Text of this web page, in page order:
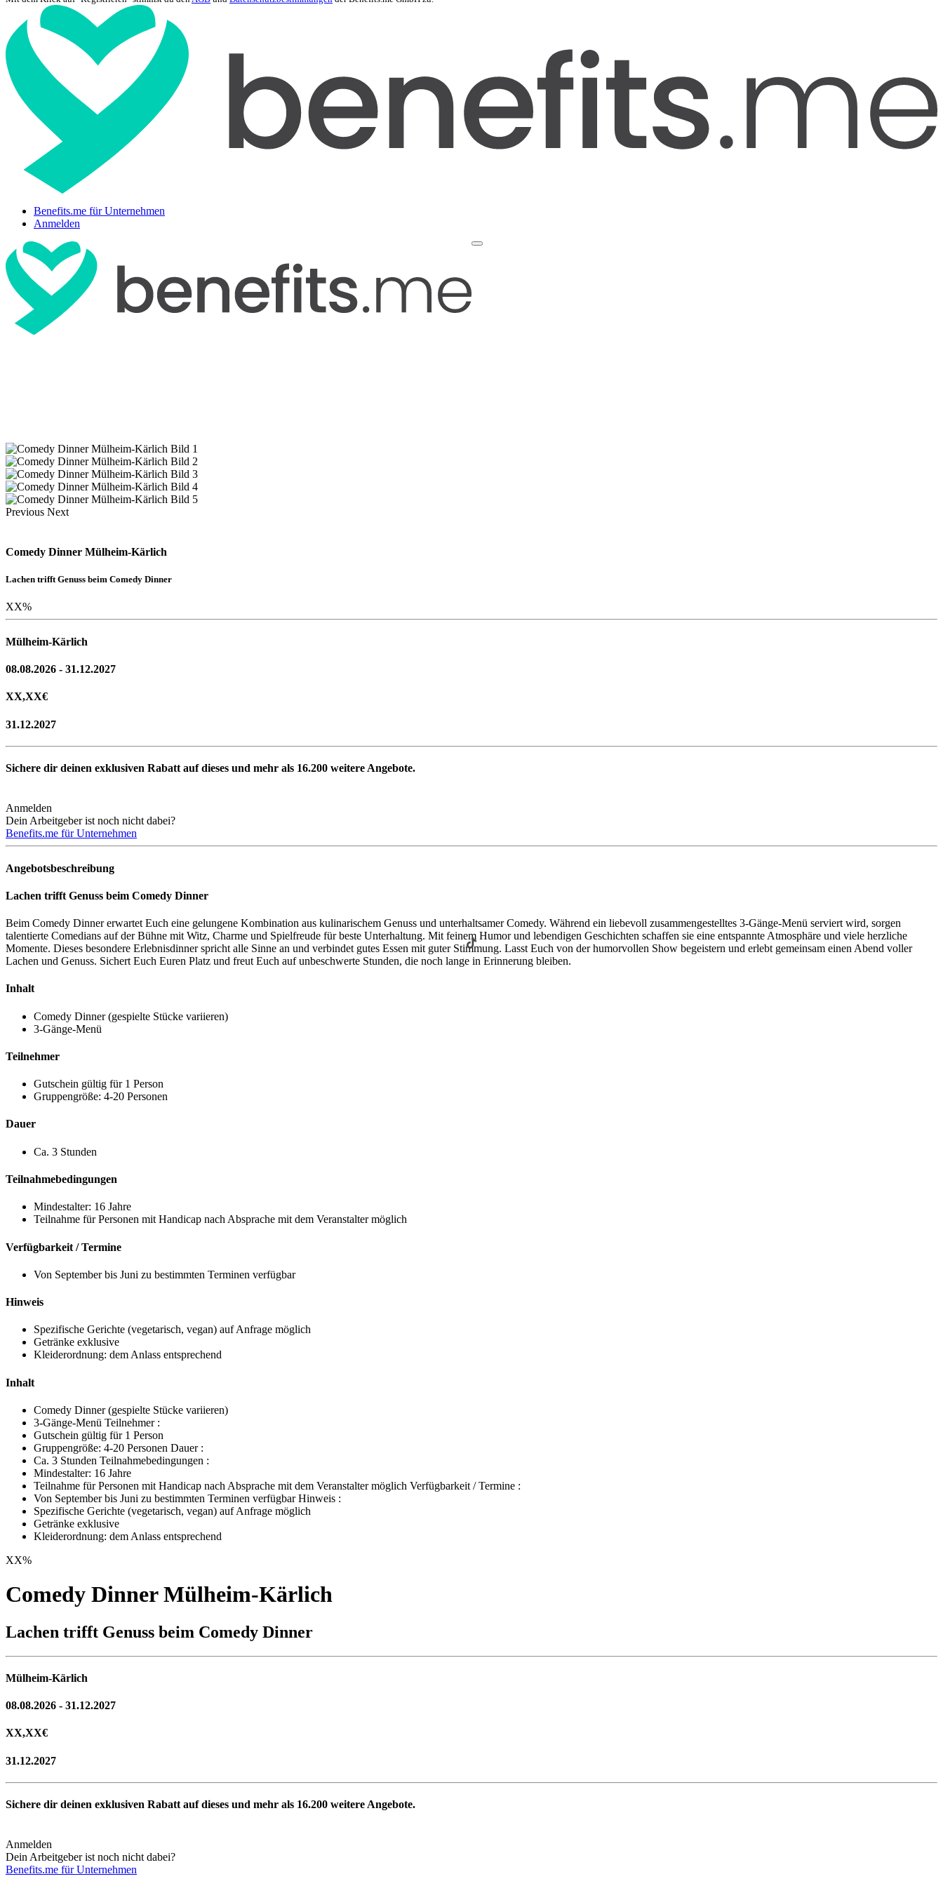
Benefits.me für Unternehmen
Anmelden
Previous Next
Comedy Dinner Mülheim-Kärlich
Lachen trifft Genuss beim Comedy Dinner
XX%
Mülheim-Kärlich
08.08.2026 - 31.12.2027
XX,XX€
31.12.2027
Sichere dir deinen exklusiven Rabatt auf dieses und mehr als 16.200 weitere Angebote.
Anmelden
Dein Arbeitgeber ist noch nicht dabei?
Benefits.me für Unternehmen
Angebotsbeschreibung
Lachen trifft Genuss beim Comedy Dinner
Beim Comedy Dinner erwartet Euch eine gelungene Kombination aus kulinarischem Genuss und unterhaltsamer Comedy. Während ein liebevoll zusammengestelltes 3-Gänge-Menü serviert wird, sorgen
talentierte Comedians auf der Bühne mit Witz, Charme und Spielfreude für beste Unterhaltung. Mit feinem Humor und lebendigen Geschichten schaffen sie eine entspannte Atmosphäre und viele herzliche
Momente. Dieses besondere Erlebnisdinner spricht alle Sinne an und verbindet gutes Essen mit guter Stimmung. Lasst Euch von der humorvollen Show begeistern und erlebt gemeinsam einen Abend voller
Lachen und Genuss. Sichert Euch Euren Platz und freut Euch auf unbeschwerte Stunden, die noch lange in Erinnerung bleiben.
Inhalt
Comedy Dinner (gespielte Stücke variieren)
3-Gänge-Menü
Teilnehmer
Gutschein gültig für 1 Person
Gruppengröße: 4-20 Personen
Dauer
Ca. 3 Stunden
Teilnahmebedingungen
Mindestalter: 16 Jahre
Teilnahme für Personen mit Handicap nach Absprache mit dem Veranstalter möglich
Verfügbarkeit / Termine
Von September bis Juni zu bestimmten Terminen verfügbar
Hinweis
Spezifische Gerichte (vegetarisch, vegan) auf Anfrage möglich
Getränke exklusive
Kleiderordnung: dem Anlass entsprechend
Inhalt
Comedy Dinner (gespielte Stücke variieren)
3-Gänge-Menü Teilnehmer :
Gutschein gültig für 1 Person
Gruppengröße: 4-20 Personen Dauer :
Ca. 3 Stunden Teilnahmebedingungen :
Mindestalter: 16 Jahre
Teilnahme für Personen mit Handicap nach Absprache mit dem Veranstalter möglich Verfügbarkeit / Termine :
Von September bis Juni zu bestimmten Terminen verfügbar Hinweis :
Spezifische Gerichte (vegetarisch, vegan) auf Anfrage möglich
Getränke exklusive
Kleiderordnung: dem Anlass entsprechend
XX%
Comedy Dinner Mülheim-Kärlich
Lachen trifft Genuss beim Comedy Dinner
Mülheim-Kärlich
08.08.2026 - 31.12.2027
XX,XX€
31.12.2027
Sichere dir deinen exklusiven Rabatt auf dieses und mehr als 16.200 weitere Angebote.
Anmelden
Dein Arbeitgeber ist noch nicht dabei?
Benefits.me für Unternehmen